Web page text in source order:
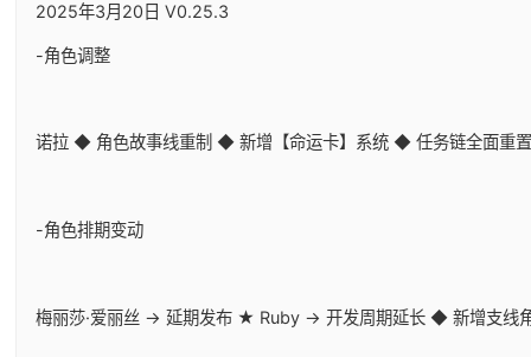
2025年3月20日 V0.25.3
-角色调整
诺拉 ◆ 角色故事线重制 ◆ 新增【命运卡】系统 ◆ 任务链全面重
-角色排期变动
梅丽莎·爱丽丝 → 延期发布 ★ Ruby → 开发周期延长 ◆ 新增支线